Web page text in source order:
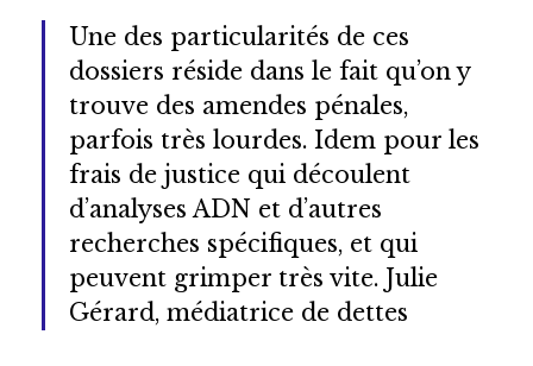
Une des particularités de ces
dossiers réside dans le fait qu’on y
trouve des amendes pénales,
parfois très lourdes. Idem pour les
frais de justice qui découlent
d’analyses ADN et d’autres
recherches spécifiques, et qui
peuvent grimper très vite. Julie
Gérard, médiatrice de dettes